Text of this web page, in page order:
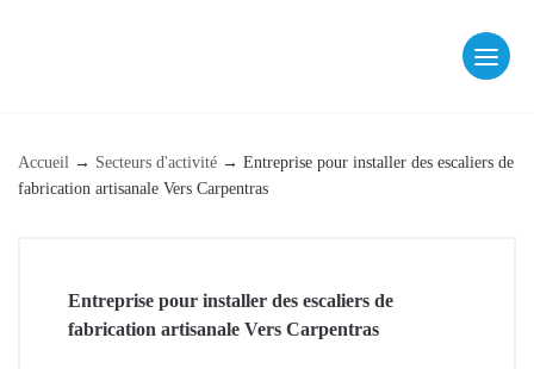
Accueil → Secteurs d'activité → Entreprise pour installer des escaliers de
fabrication artisanale Vers Carpentras
Entreprise pour installer des escaliers de
fabrication artisanale Vers Carpentras